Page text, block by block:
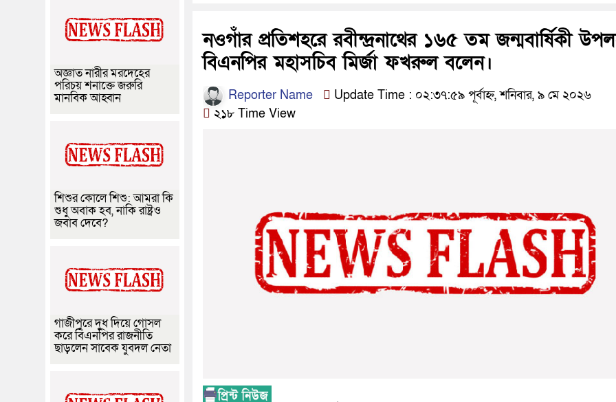
নওগাঁর প্রতিশহরে রবীন্দ্রনাথের ১৬৫ তম জন্মবার্ষিকী
বিএনপির মহাসচিব মির্জা ফখরুল বলেন।
Reporter Name
Update Time : ০২:৩৭:৫৯ পূর্বাহ্ন, শনিবার, ৯ মে ২০২৬
২১৮ Time View
অজ্ঞাত নারীর মরদেহের
পরিচয় শনাক্তে জরুরি
মানবিক আহ্বান
শিশুর কোলে শিশু: আমরা কি
শুধু অবাক হব, নাকি রাষ্ট্রও
জবাব দেবে?
গাজীপুরে দুধ দিয়ে গোসল
করে বিএনপির রাজনীতি
ছাড়লেন সাবেক যুবদল নেতা